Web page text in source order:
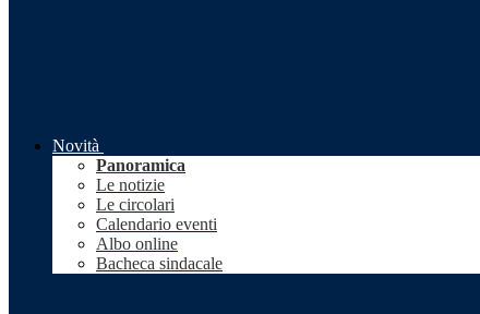
Novità
Panoramica
Le notizie
Le circolari
Calendario eventi
Albo online
Bacheca sindacale